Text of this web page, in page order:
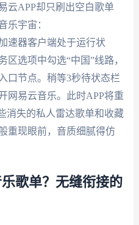
云APP却只刷出空白歌单
乐宇宙：
速器客户端处于运行状
区选项中勾选“中国”线路，
口节点。稍等3秒待状态栏
网易云音乐。此时APP将重
消失的私人雷达歌单和收藏
重现眼前，音质细腻得仿
歌单？无缝衔接的